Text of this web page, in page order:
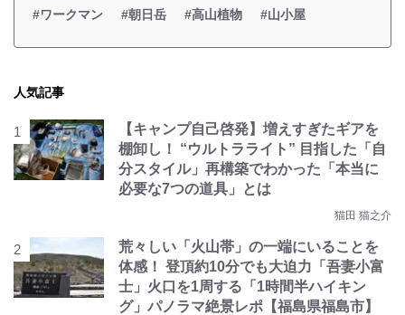
#ワークマン
#朝日岳 #高山植物 #山小屋
人気記事
【キャンプ自己啓発】増えすぎたギアを
棚卸し！ “ウルトラライト” 目指した「自
分スタイル」再構築でわかった「本当に
必要な7つの道具」とは
猫田 猫之介
荒々しい「火山帯」の一端にいることを
体感！ 登頂約10分でも大迫力「吾妻小富
士」火口を1周する「1時間半ハイキン
グ」パノラマ絶景レポ【福島県福島市】